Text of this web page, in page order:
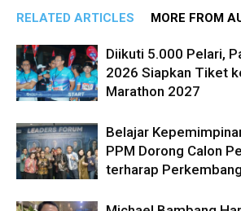
RELATED ARTICLES MORE FROM
Diikuti 5.000 Pelari,
2026 Siapkan Tiket
Marathon 2027
Belajar
PPM Dorong Calon
terharap